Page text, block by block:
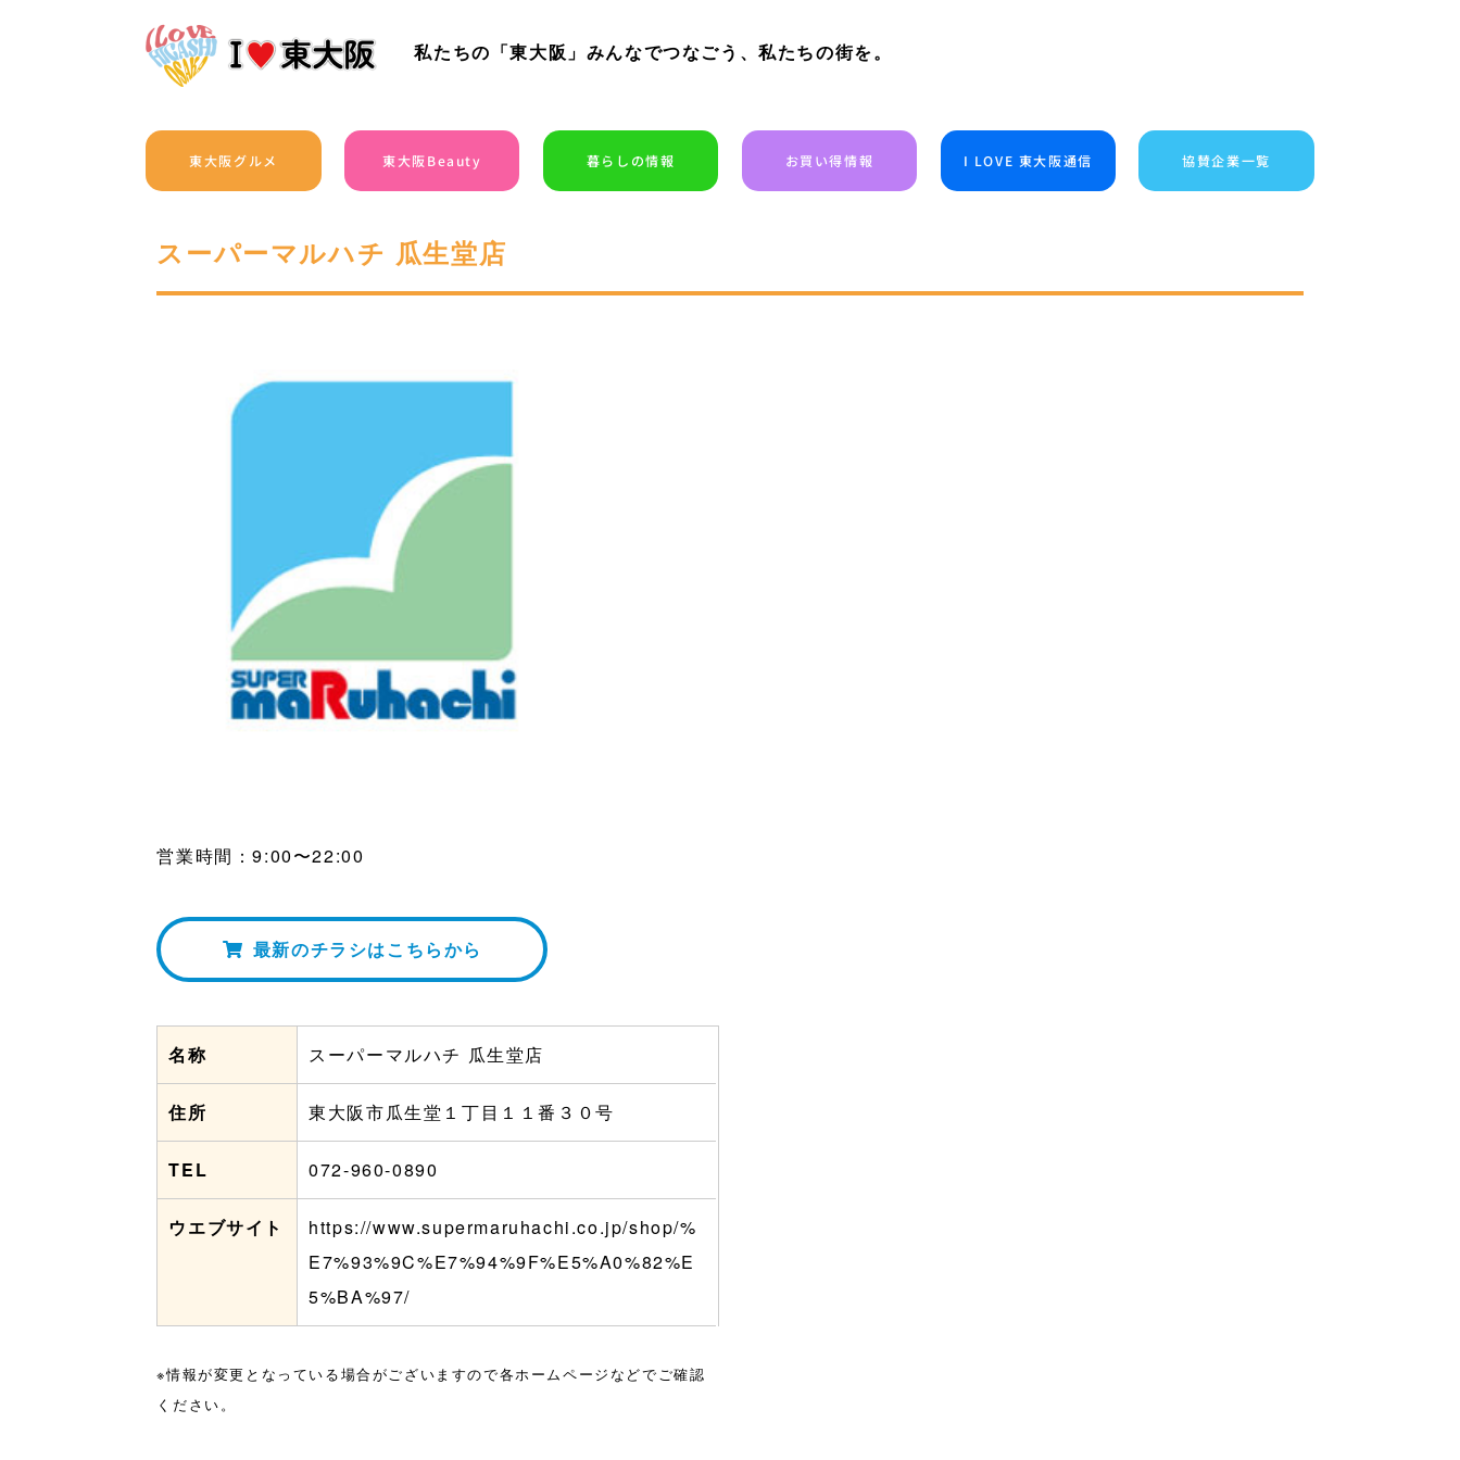
私たちの「東大阪」みんなでつなごう、私たちの街を。
東大阪グルメ 東大阪Beauty 暮らしの情報 お買い得情報 I LOVE 東大阪通信 協賛企業一覧
スーパーマルハチ 瓜生堂店
営業時間：9:00〜22:00
最新のチラシはこちらから
名称 スーパーマルハチ 瓜生堂店
住所 東大阪市瓜生堂１丁目１１番３０号
TEL 072-960-0890
ウエブサイト
https://www.supermaruhachi.co.jp/shop/%
E7%93%9C%E7%94%9F%E5%A0%82%E
5%BA%97/
※情報が変更となっている場合がございますので各ホームページなどでご確認
ください。